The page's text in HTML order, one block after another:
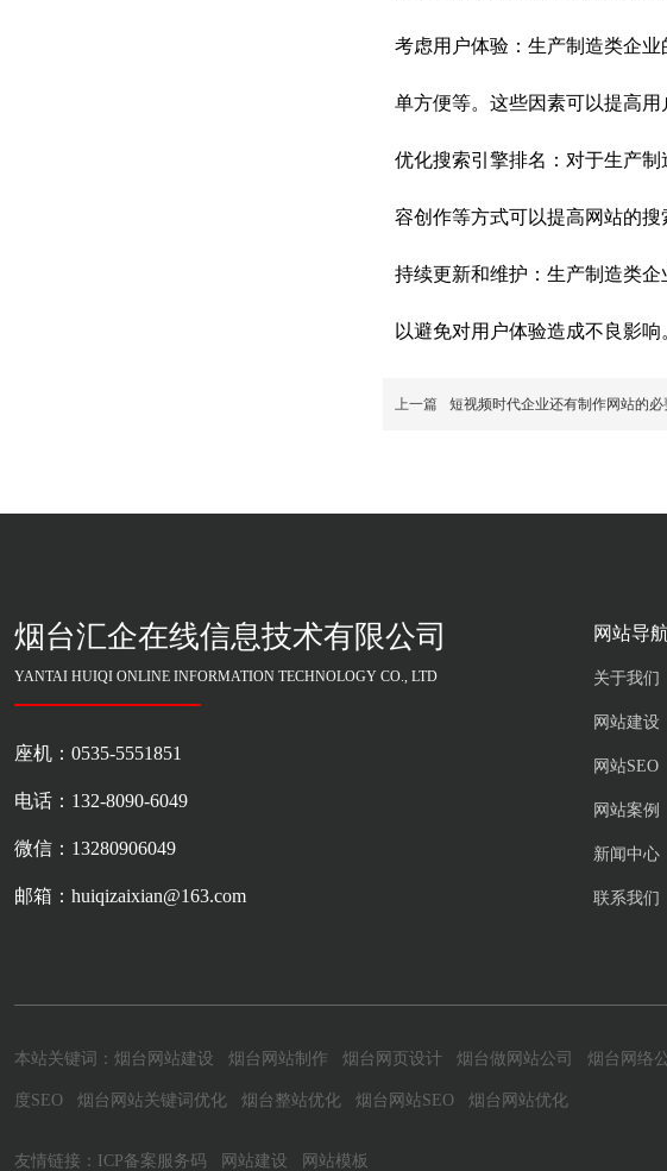
考虑用户体验：生产制造类企
单方便等。这些因素可以提高用
优化搜索引擎排名：对于生产
容创作等方式可以提高网站的搜
持续更新和维护：生产制造类
以避免对用户体验造成不良影响
上一篇 短视频时代企业还有制作网站的必
网站导航
关于我们
网站建设
网站SEO
网站案例
新闻中心
联系我们
座机：0535-5551851
电话：132-8090-6049
微信：13280906049
邮箱：huiqizaixian@163.com
烟台汇企在线信息技术有限公司
YANTAI HUIQI ONLINE INFORMATION TECHNOLOGY CO., LTD
本站关键词： 烟台网站建设 烟台网站制作 烟台网页设计 烟台做网站公司 烟台网络
度SEO 烟台网站关键词优化 烟台整站优化 烟台网站SEO 烟台网站优化
友情链接： ICP备案服务码 网站建设 网站模板